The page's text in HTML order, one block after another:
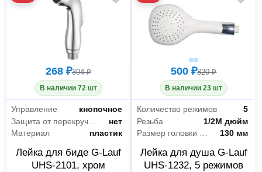
268 ₽394 ₽
В наличии 72 шт
Управление
кнопочное
нет
Материал
пластик
Лейка для биде G-Lauf
UHS-2101, хром
500 ₽820 ₽
В наличии 23 шт
Количество режимов
5
Резьба
1/2M дюйм
Размер головки лейки
130 мм
Лейка для душа G-Lauf
UHS-1232, 5 режимов